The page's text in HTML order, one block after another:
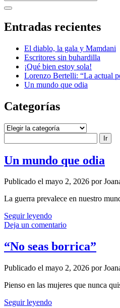
Barra
lateral
abrir
lateral
Entradas recientes
El diablo, la gala y Mamdani
Escritores sin buhardilla
¡Qué bien estoy sola!
Lorenzo Bertelli: “La actual
Un mundo que odia
Categorías
Categorías
Joana
Entradas
Un mundo que odia
Publicado el mayo 2, 2026 por
La guerra prevalece en nuestro
Seguir leyendoUn
mundo
odia
Deja un comentario
“No seas borrica”
Publicado el mayo 2, 2026 por
Pienso en las mujeres que nunca
Seguir leyendo“No